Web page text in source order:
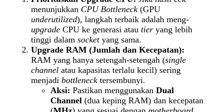
menunjukkan CPU Bottleneck (GPU
underutilized), langkah terbaik adalah meng-
upgrade CPU ke generasi atau tier yang lebih
tinggi dalam socketyang sama.
Upgrade RAM (Jumlah dan Kecepatan):
RAM yang hanya setengah-setengah (single
channel atau kapasitas terlalu kecil) sering
menjadi bottleneck tersembunyi.
Aksi: Pastikan menggunakan Dual
Channel (dua keping RAM) dan kecepatan